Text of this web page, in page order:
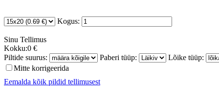
Kogus:
Sinu Tellimus
Kokku:0 €
Piltide suurus:
Paberi tüüp:
Lõike tüüp:
Mitte korrigeerida
Eemalda kõik pildid tellimusest